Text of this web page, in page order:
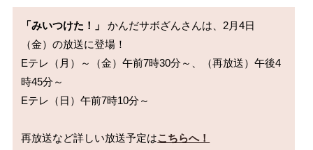
「みいつけた！」
かんだサボざんさんは、2月4日
（金）の放送に登場！
Eテレ（月）～（金）午前7時30分～、（再放送）午後4
時45分～
Eテレ（日）午前7時10分～
再放送など詳しい放送予定はこちらへ！